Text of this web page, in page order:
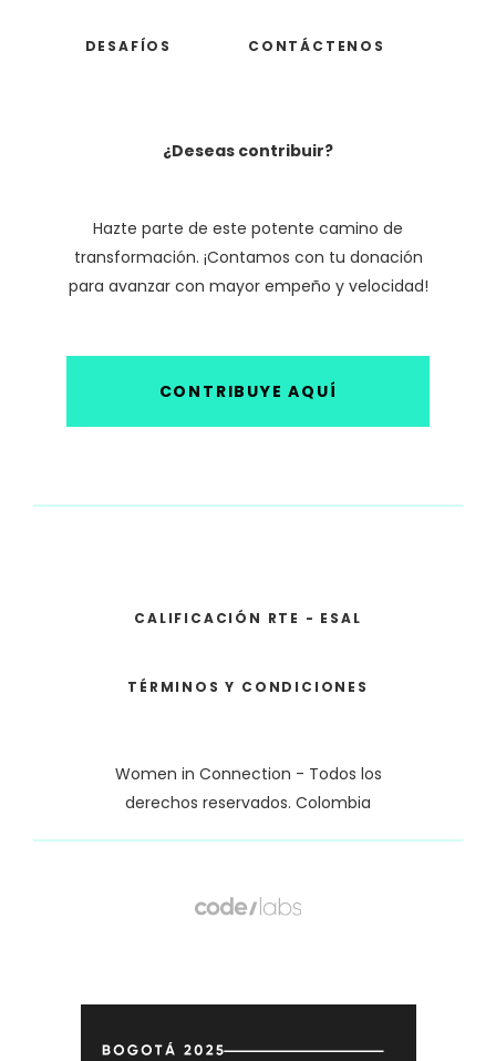
DESAFÍOS CONTÁCTENOS
¿Deseas contribuir?
Hazte parte de este potente camino de
transformación. ¡Contamos con tu donación
para avanzar con mayor empeño y velocidad!
CONTRIBUYE AQUÍ
Women in Connection - Todos los
derechos reservados. Colombia
TÉRMINOS Y CONDICIONES
CALIFICACIÓN RTE - ESAL